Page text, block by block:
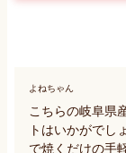
よねちゃん
こちらの岐阜県
トはいかがでし
で焼くだけの手